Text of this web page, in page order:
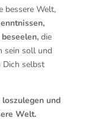
bessere Welt,
die
sein soll und
Dich selbst
und
Welt.